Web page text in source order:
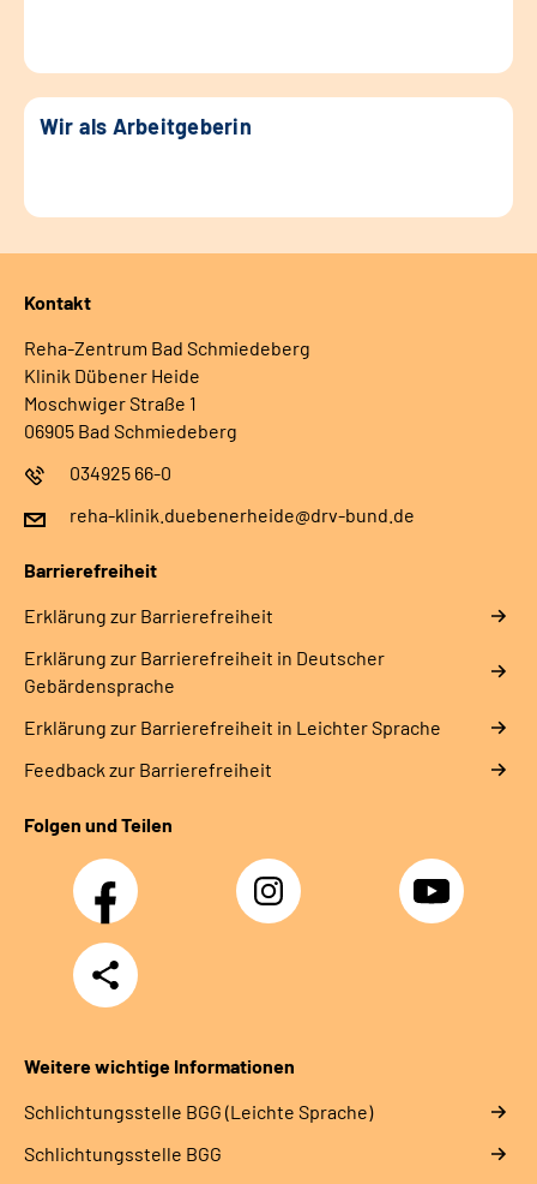
Wir als Arbeitgeberin
Kontakt
Reha-Zentrum Bad Schmiedeberg
Klinik Dübener Heide
Moschwiger Straße 1
06905 Bad Schmiedeberg
034925 66-0
reha-klinik.duebenerheide@drv-bund.de
Barrierefreiheit
Erklärung zur Barrierefreiheit
Erklärung zur Barrierefreiheit in Deutscher
Gebärdensprache
Erklärung zur Barrierefreiheit in Leichter Sprache
Feedback zur Barrierefreiheit
Folgen und Teilen
Facebook Instagram YouTube
Teilen
Weitere wichtige Informationen
Schlich­tungs­stel­le BGG (Leichte Sprache)
Schlich­tungs­stel­le BGG